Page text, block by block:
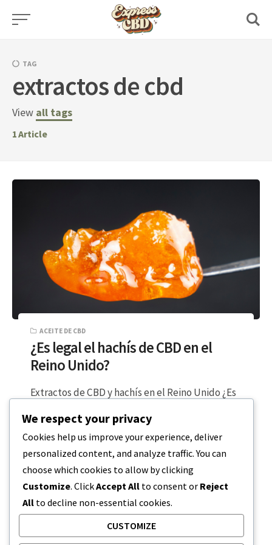
Skip
TAG
extractos de cbd
View all tags
1Article
ACEITE DE CBD
¿Es legal el hachís de CBD en el
Reino Unido?
Extractos de CBD y hachís en el Reino Unido ¿Es
echamos…
LECTURA DE 4 MINUTOS 17 DE MARZO DE 2024
We respect your privacy
Cookies help us improve your experience, deliver
personalized content, and analyze traffic. You can
choose which cookies to allow by clicking
Customize. ClickAccept All to consent or Reject
All to decline non-essential cookies.
CUSTOMIZE